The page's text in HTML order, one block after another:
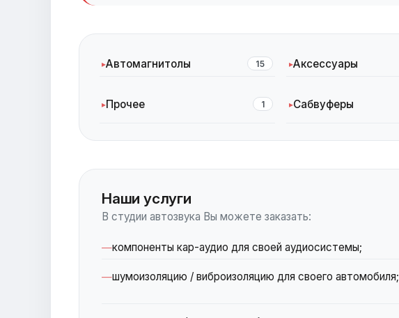
Автомагнитолы 15 Аксессуары
Прочее 1 Сабвуферы
Наши услуги
В студии автозвука Вы можете заказать:
компоненты кар-аудио для своей аудиосистемы;
шумоизоляцию / виброизоляцию для своего автомобиля;